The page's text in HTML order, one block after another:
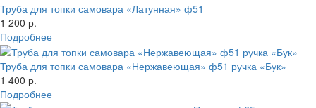
Труба для топки самовара «Латунная» ф51
1 200 р.
Подробнее
Труба для топки самовара «Нержавеющая» ф51 ручка «Бук»
1 400 р.
Подробнее